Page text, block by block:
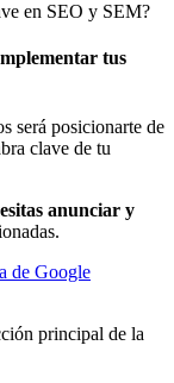
en SEO y SEM?
tus
será posicionarte de
clave de tu
anunciar y
de Google
principal de la